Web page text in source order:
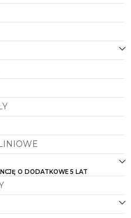
O DODATKOWE 5 LAT